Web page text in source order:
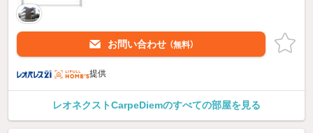
お問い合わせ （無料）
提供
レオネクストCarpeDiemのすべての部屋を見る